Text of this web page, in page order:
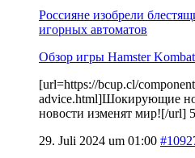
Россияне изобрели
игорных автоматов
Обзор игры Hamster
[url=https://bcup.cl/
advice.html]Шокирующие
новости изменят мир![/url]
29. Juli 2024 um 01:00